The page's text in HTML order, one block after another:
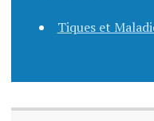
Tiques et